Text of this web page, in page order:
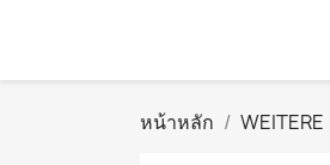
หน้าหลัก WEITERE